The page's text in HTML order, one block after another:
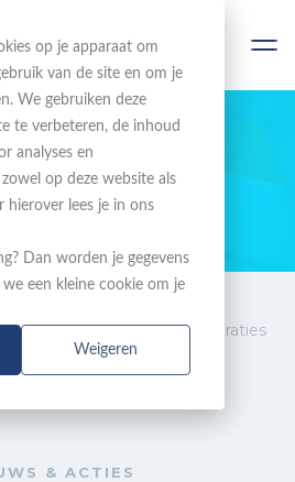
op je apparaat om
van de site en om je
We gebruiken deze
te verbeteren, de inhoud
analyses en
op deze website als
hierover lees je in ons
Dan worden je gegevens
een kleine cookie om je
Weigeren
DE HOOGTE
& Acties
veiligheid en nieuwe integraties
& ACTIES